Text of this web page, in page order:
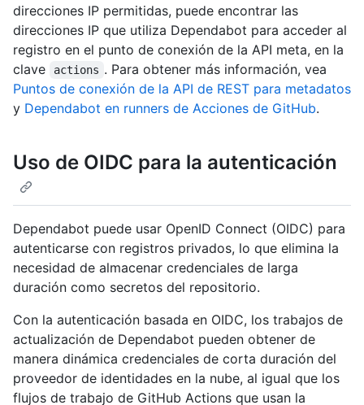
direcciones IP permitidas, puede encontrar las
direcciones IP que utiliza Dependabot para acceder al
registro en el punto de conexión de la API meta, en la
clave
actions . Para obtener más información, vea
Puntos de conexión de la API de REST para metadatos
y Dependabot en runners de Acciones de GitHub.
Uso de OIDC para la autenticación
Dependabot puede usar OpenID Connect (OIDC) para
autenticarse con registros privados, lo que elimina la
necesidad de almacenar credenciales de larga
duración como secretos del repositorio.
Con la autenticación basada en OIDC, los trabajos de
actualización de Dependabot pueden obtener de
manera dinámica credenciales de corta duración del
proveedor de identidades en la nube, al igual que los
flujos de trabajo de GitHub Actions que usan la